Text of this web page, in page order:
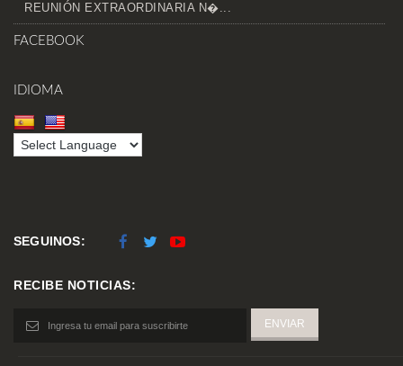
REUNIÓN EXTRAORDINARIA N�...
FACEBOOK
IDIOMA
SEGUINOS:
RECIBE NOTICIAS: